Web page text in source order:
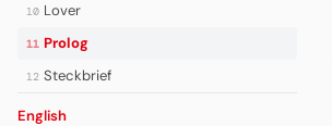
10 Lover
11 Prolog
12 Steckbrief
English